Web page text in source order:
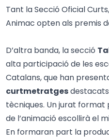
Tant la Secció Oficial
Animac opten als premis
D’altra banda, la secció
alta participació de les
Catalans, que han
curtmetratges
tècniques. Un jurat
de l’animació escollirà el
En formaran part la